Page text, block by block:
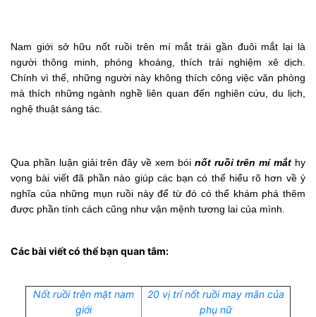
Nam giới sở hữu nốt ruồi trên mí mắt trái gần đuôi mắt lại là
người thông minh, phóng khoáng, thích trải nghiệm xê dịch.
Chính vì thế, những người này không thích công việc văn phòng
mà thích những ngành nghề liên quan đến nghiên cứu, du lịch,
nghệ thuật sáng tác.
Qua phần luận giải trên đây về xem bói nốt ruồi trên mí mắt hy
vọng bài viết đã phần nào giúp các bạn có thể hiểu rõ hơn về ý
nghĩa của những mụn ruồi này để từ đó có thể khám phá thêm
được phần tính cách cũng như vận mệnh tương lai của mình.
Các bài viết có thể bạn quan tâm:
Nốt ruồi trên mặt nam
giới
20 vị trí nốt ruồi may mắn của
phụ nữ